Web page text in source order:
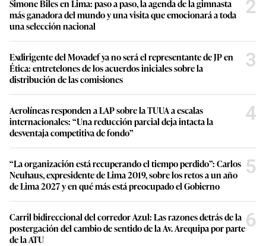
Simone Biles en Lima: paso a paso, la agenda de la gimnasta
más ganadora del mundo y una visita que emocionará a toda
una selección nacional
2
Exdirigente del Movadef ya no será el representante de JP en
Ética: entretelones de los acuerdos iniciales sobre la
distribución de las comisiones
3
Aerolíneas responden a LAP sobre la TUUA a escalas
internacionales: “Una reducción parcial deja intacta la
desventaja competitiva de fondo”
4
“La organización está recuperando el tiempo perdido”: Carlos
Neuhaus, expresidente de Lima 2019, sobre los retos a un año
de Lima 2027 y en qué más está preocupado el Gobierno
5
Carril bidireccional del corredor Azul: Las razones detrás de la
postergación del cambio de sentido de la Av. Arequipa por parte
de la ATU
6